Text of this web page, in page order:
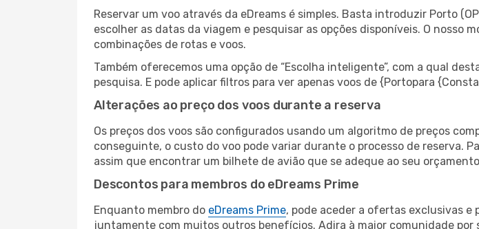
Reservar um voo através da eDreams é simples. Basta introduzir Porto
escolher as datas da viagem e pesquisar as opções disponíveis. O
combinações de rotas e voos.
Também oferecemos uma opção de “Escolha inteligente”, com a qual
pesquisa. E pode aplicar filtros para ver apenas voos de {Portopara
Alterações ao preço dos voos durante a reserva
Os preços dos voos são configurados usando um algoritmo de preços
conseguinte, o custo do voo pode variar durante o processo de reserva.
assim que encontrar um bilhete de avião que se adeque ao seu
Descontos para membros do eDreams Prime
Enquanto membro do eDreams Prime, pode aceder a ofertas exclusivas e
juntamente com muitos outros benefícios. Adira à maior comunidade